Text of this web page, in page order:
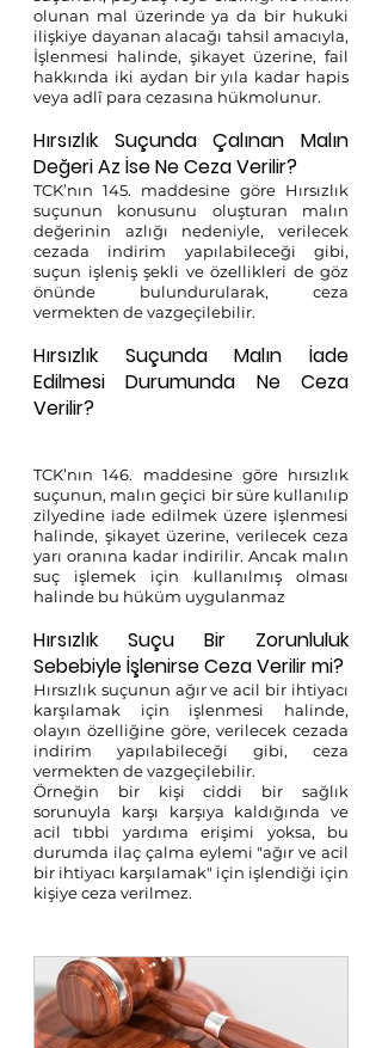
olunan mal üzerinde ya da bir hukuki
ilişkiye dayanan alacağı tahsil amacıyla,
İşlenmesi halinde, şikayet üzerine, fail
hakkında iki aydan bir yıla kadar hapis
veya adlî para cezasına hükmolunur.
Hırsızlık Suçunda Çalınan Malın
Değeri Az İse Ne Ceza Verilir?
TCK’nın 145. maddesine göre Hırsızlık
suçunun konusunu oluşturan malın
değerinin azlığı nedeniyle, verilecek
cezada indirim yapılabileceği gibi,
suçun işleniş şekli ve özellikleri de göz
önünde bulundurularak, ceza
vermekten de vazgeçilebilir.
Hırsızlık Suçunda Malın İade
Edilmesi Durumunda Ne Ceza
Verilir?
TCK’nın 146. maddesine göre hırsızlık
suçunun, malın geçici bir süre kullanılıp
zilyedine iade edilmek üzere işlenmesi
halinde, şikayet üzerine, verilecek ceza
yarı oranına kadar indirilir. Ancak malın
suç işlemek için kullanılmış olması
halinde bu hüküm uygulanmaz
Hırsızlık Suçu Bir Zorunluluk
Sebebiyle İşlenirse Ceza Verilir mi?
Hırsızlık suçunun ağır ve acil bir ihtiyacı
karşılamak için işlenmesi halinde,
olayın özelliğine göre, verilecek cezada
indirim yapılabileceği gibi, ceza
vermekten de vazgeçilebilir.
Örneğin bir kişi ciddi bir sağlık
sorunuyla karşı karşıya kaldığında ve
acil tıbbi yardıma erişimi yoksa, bu
durumda ilaç çalma eylemi "ağır ve acil
bir ihtiyacı karşılamak" için işlendiği için
kişiye ceza verilmez.